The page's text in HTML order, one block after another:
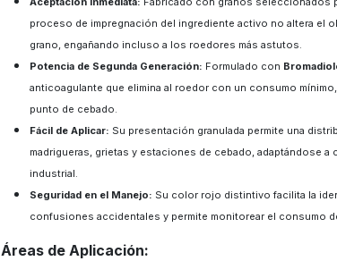
proceso de impregnación del ingrediente activo no altera el
grano, engañando incluso a los roedores más astutos.
Potencia de Segunda Generación: Formulado con
anticoagulante que elimina al roedor con un consumo
punto de cebado.
Fácil de Aplicar: Su presentación granulada permite una
madrigueras, grietas y estaciones de cebado, adaptándose a
industrial.
Seguridad en el Manejo: Su color rojo distintivo facilita la
confusiones accidentales y permite monitorear el consumo
Áreas de Aplicación: ​